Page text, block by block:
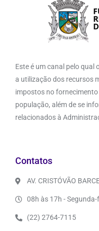
Este é um canal pelo
a utilização dos recursos
impostos no
população, além de se
relacionados à
Contatos
AV. CRISTÓVÃO
08h às 17h -
(22) 2764-7115